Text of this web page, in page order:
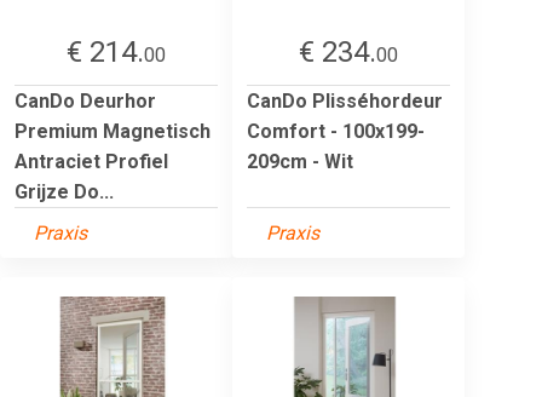
€ 214.00
CanDo Deurhor
Premium Magnetisch
Antraciet Profiel
Grijze Do...
Praxis
€ 234.00
CanDo Plisséhordeur
Comfort - 100x199-
209cm - Wit
Praxis